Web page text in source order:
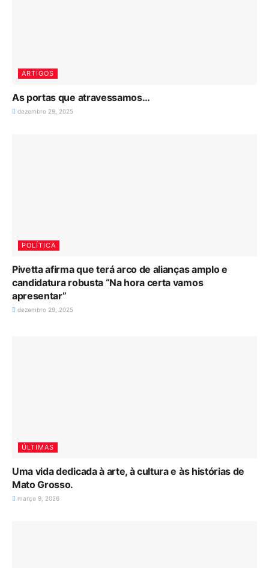
ARTIGOS
As portas que atravessamos…
dezembro 29, 2025
POLÍTICA
Pivetta afirma que terá arco de alianças amplo e
candidatura robusta “Na hora certa vamos
apresentar”
dezembro 29, 2025
ÚLTIMAS
Uma vida dedicada à arte, à cultura e às histórias de
Mato Grosso.
março 9, 2026